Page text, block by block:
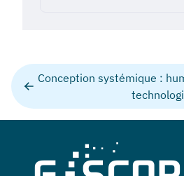
Conception systémique :